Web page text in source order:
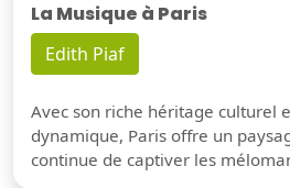
La Musique à Paris
Edith Piaf
Avec son riche héritage culturel
dynamique, Paris offre un
continue de captiver les